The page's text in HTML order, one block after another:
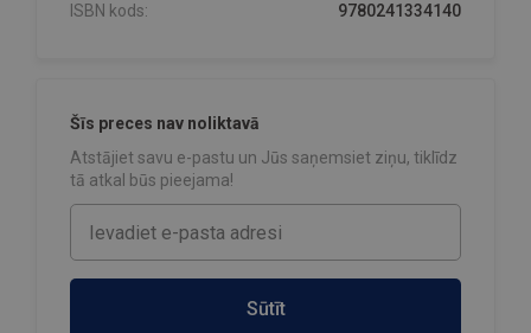
ISBN kods: 9780241334140
Šīs preces nav noliktavā
Atstājiet savu e-pastu un Jūs saņemsiet ziņu, tiklīdz
tā atkal būs pieejama!
Sūtīt